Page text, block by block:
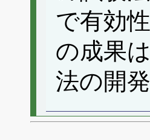
で有効
の成果
法の開